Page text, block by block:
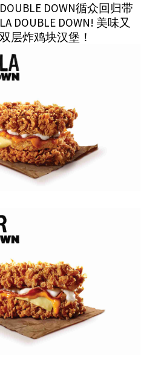
DOWN循众回归带
DOUBLE DOWN! 美味又
层炸鸡块汉堡！